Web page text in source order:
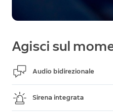
Agisci sul
Audio bidirezionale
i tuoi ospiti al loro arrivo,
Sirena integrata